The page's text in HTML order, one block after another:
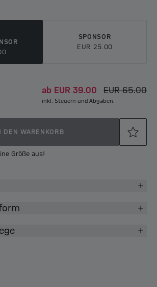
SPONSOR
EUR 25.00
ab EUR 39.00 EUR 65.00
inkl. Steuern und Abgaben.
DEN WARENKORB
Größe aus!